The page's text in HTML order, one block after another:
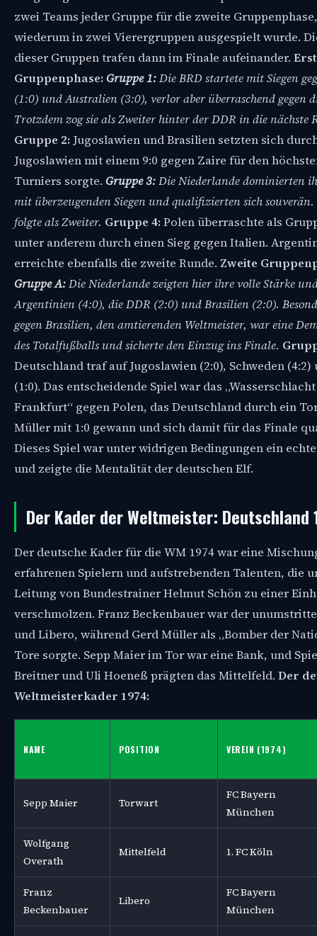
zwei Teams jeder Gruppe für die zweite
wiederum in zwei Vierergruppen ausgespielt wurde.
dieser Gruppen trafen dann im Finale aufeinander.
Gruppenphase:Gruppe 1:Die BRD startete mit Siegen
(1:0) und Australien (3:0), verlor aber überraschend gegen
Trotzdem zog sie als Zweiter hinter der DDR in die nächste
Gruppe 2:Jugoslawien und Brasilien setzten sich
Jugoslawien mit einem 9:0 gegen Zaire für den
Turniers sorgte. Gruppe 3:Die Niederlande dominierten
mit überzeugenden Siegen und qualifizierten sich souverän.
folgte als Zweiter. Gruppe 4:Polen überraschte als
unter anderem durch einen Sieg gegen Italien.
erreichte ebenfalls die zweite Runde. Zweite
Gruppe A:Die Niederlande zeigten hier ihre volle Stärke
Argentinien (4:0), die DDR (2:0) und Brasilien (2:0).
gegen Brasilien, den amtierenden Weltmeister, war eine
des Totalfußballs und sicherte den Einzug ins Finale.
Deutschland traf auf Jugoslawien (2:0), Schweden (4:2)
(1:0). Das entscheidende Spiel war das
Frankfurt“ gegen Polen, das Deutschland durch ein
Müller mit 1:0 gewann und sich damit für das Finale
Dieses Spiel war unter widrigen Bedingungen ein
und zeigte die Mentalität der deutschen Elf.
Der Kader der Weltmeister: Deutschland
Der deutsche Kader für die WM 1974 war eine
erfahrenen Spielern und aufstrebenden Talenten, die
Leitung von Bundestrainer Helmut Schön zu einer
verschmolzen. Franz Beckenbauer war der
und Libero, während Gerd Müller als „Bomber der
Tore sorgte. Sepp Maier im Tor war eine Bank, und
Breitner und Uli Hoeneß prägten das Mittelfeld. Der
Weltmeisterkader 1974:
NAME POSITION VEREIN (1974)
Sepp Maier Torwart
FC Bayern
München
Wolfgang
Overath
Mittelfeld 1. FC Köln
Franz
Beckenbauer
Libero
FC Bayern
München